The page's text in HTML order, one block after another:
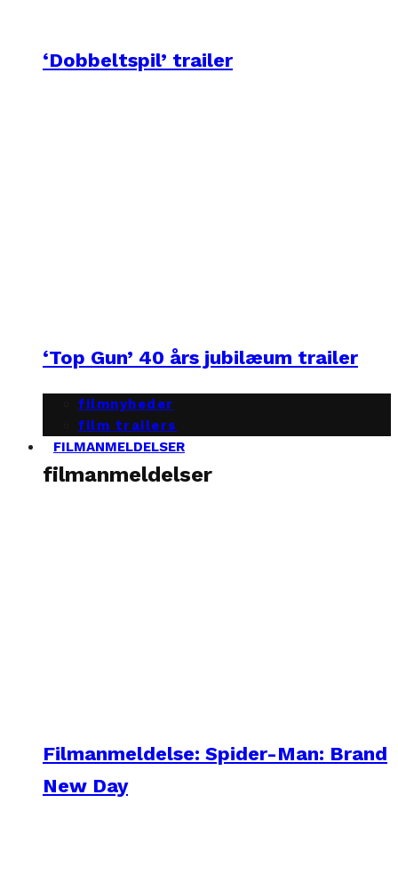
‘Dobbeltspil’ trailer
‘Top Gun’ 40 års jubilæum trailer
filmnyheder
film trailers
FILMANMELDELSER
filmanmeldelser
Filmanmeldelse: Spider-Man: Brand
New Day